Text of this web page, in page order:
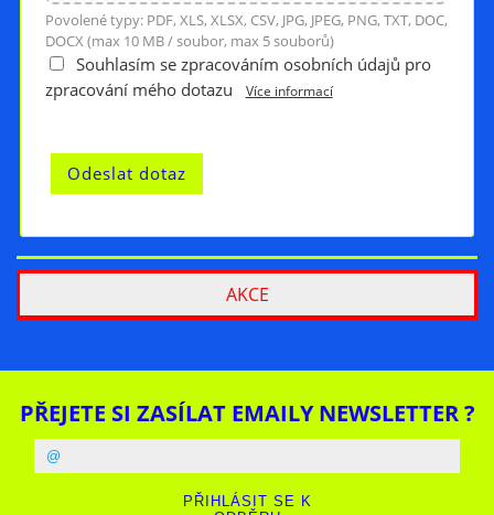
Povolené typy: PDF, XLS, XLSX, CSV, JPG, JPEG, PNG, TXT, DOC,
DOCX (max 10 MB / soubor, max 5 souborů)
Souhlasím se zpracováním osobních údajů pro
zpracování mého dotazu
Více informací
AKCE
PŘEJETE SI ZASÍLAT EMAILY NEWSLETTER ?